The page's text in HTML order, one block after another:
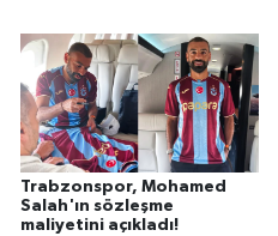
Trabzonspor, Mohamed
Salah'ın sözleşme
maliyetini açıkladı!